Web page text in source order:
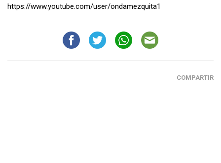
https://www.youtube.com/user/ondamezquita1
COMPARTIR